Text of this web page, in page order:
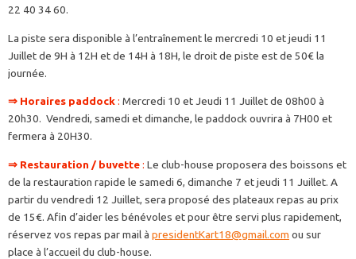
22 40 34 60.
La piste sera disponible à l’entraînement le mercredi 10 et jeudi 11
Juillet de 9H à 12H et de 14H à 18H, le droit de piste est de 50€ la
journée.
⇒ Horaires paddock: Mercredi 10 et Jeudi 11 Juillet de 08h00 à
20h30. Vendredi, samedi et dimanche, le paddock ouvrira à 7H00 et
fermera à 20H30.
⇒ Restauration / buvette: Le club-house proposera des boissons et
de la restauration rapide le samedi 6, dimanche 7 et jeudi 11 Juillet. A
partir du vendredi 12 Juillet, sera proposé des plateaux repas au prix
de 15€. Afin d’aider les bénévoles et pour être servi plus rapidement,
réservez vos repas par mail à presidentKart18@gmail.com ou sur
place à l’accueil du club-house.